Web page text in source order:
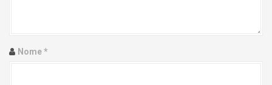
i Nome*